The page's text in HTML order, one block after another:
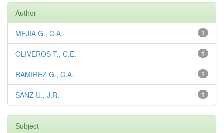
Author
1
MEJIA G., C.A.
1
OLIVEROS T., C.E.
1
RAMIREZ G., C.A.
1
SANZ U., J.R.
Subject